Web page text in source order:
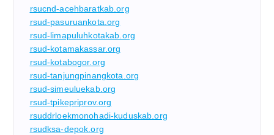
rsucnd-acehbaratkab.org
rsud-pasuruankota.org
rsud-limapuluhkotakab.org
rsud-kotamakassar.org
rsud-kotabogor.org
rsud-tanjungpinangkota.org
rsud-simeuluekab.org
rsud-tpikepriprov.org
rsuddrloekmonohadi-kuduskab.org
rsudksa-depok.org